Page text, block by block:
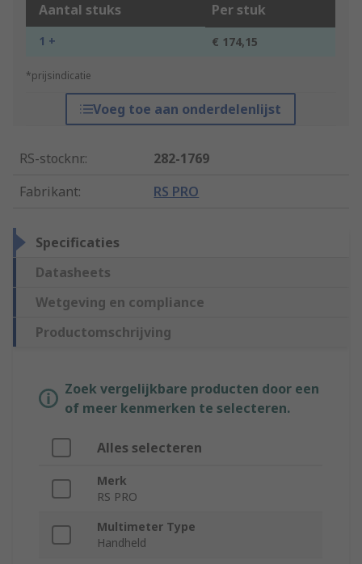
Aantal stuks Per stuk
1 + € 174,15
*prijsindicatie
Voeg toe aan onderdelenlijst
RS-stocknr.:
282-1769
Fabrikant: RS PRO
Specificaties
Datasheets
Wetgeving en compliance
Productomschrijving
Zoek vergelijkbare producten door een
of meer kenmerken te selecteren.
Alles selecteren
Merk
RS PRO
Multimeter Type
Handheld